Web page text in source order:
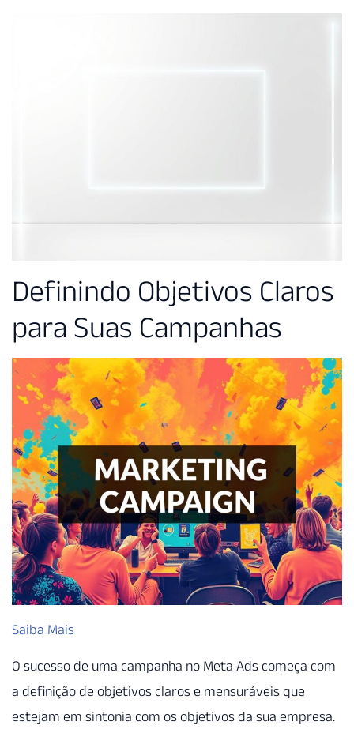
Definindo Objetivos Claros
para Suas Campanhas
Saiba Mais
O sucesso de uma campanha no Meta Ads começa com
a definição de objetivos claros e mensuráveis que
estejam em sintonia com os objetivos da sua empresa.